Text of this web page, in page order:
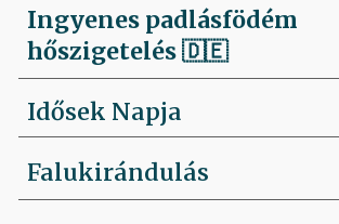
Ingyenes padlásfödém
hőszigetelés🇩🇪
Idősek Napja
Falukirándulás